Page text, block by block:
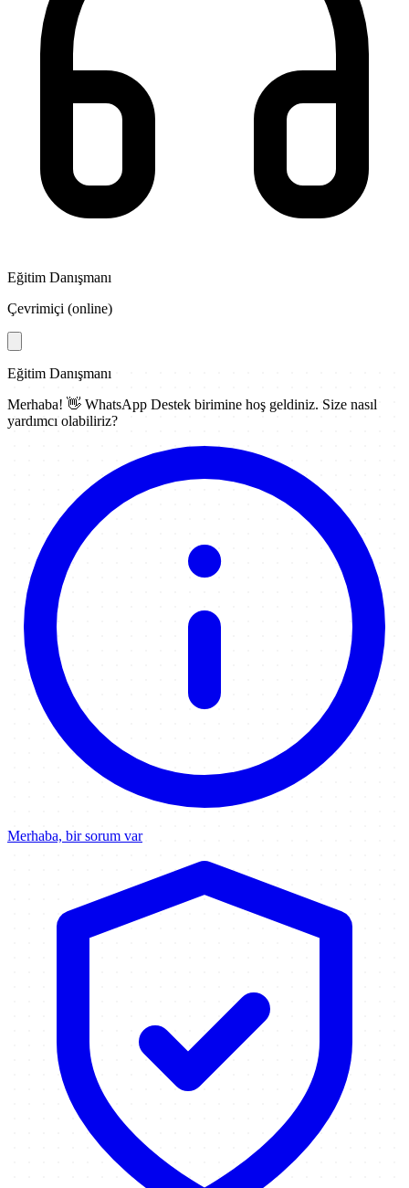
Eğitim Danışmanı
Çevrimiçi (online)
Eğitim Danışmanı
Merhaba! 👋 WhatsApp Destek birimine hoş geldiniz. Size nasıl
yardımcı olabiliriz?
Merhaba, bir sorum var